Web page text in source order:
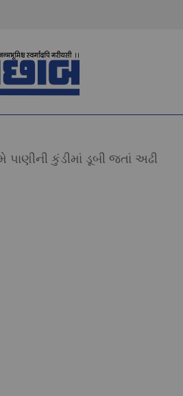
પાણીની કુંડીમાં ડૂબી જતાં અઢી